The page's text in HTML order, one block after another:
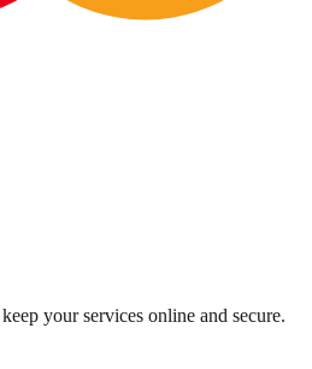
your services online and secure.